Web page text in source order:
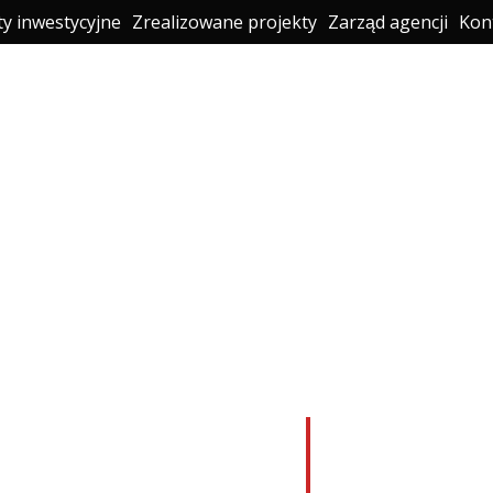
inwestycyjne Zrealizowane projekty Zarząd agencji